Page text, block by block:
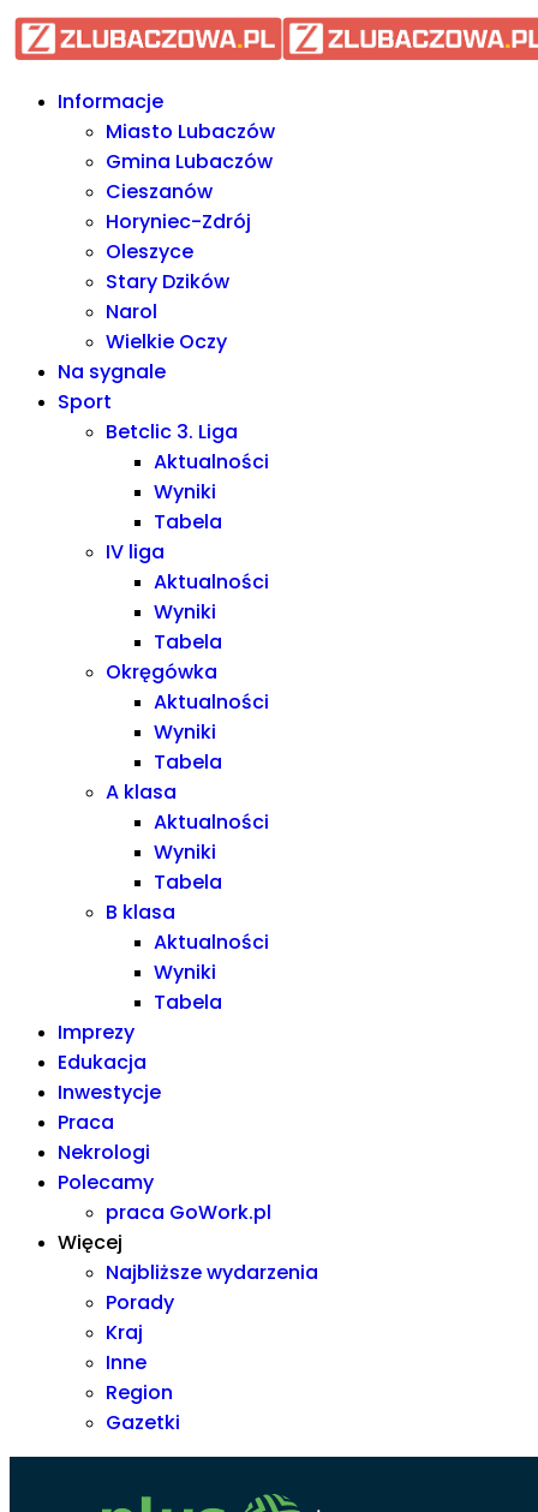
Informacje Lubaczów, powiat
Informacje
Miasto Lubaczów
Gmina Lubaczów
Cieszanów
Horyniec-Zdrój
Oleszyce
Stary Dzików
Narol
Wielkie Oczy
Na sygnale
Sport
Betclic 3. Liga
Aktualności
Wyniki
Tabela
IV liga
Aktualności
Wyniki
Tabela
Okręgówka
Aktualności
Wyniki
Tabela
A klasa
Aktualności
Wyniki
Tabela
B klasa
Aktualności
Wyniki
Tabela
Imprezy
Edukacja
Inwestycje
Praca
Nekrologi
Polecamy
praca GoWork.pl
Więcej
Najbliższe wydarzenia
Porady
Kraj
Inne
Region
Gazetki